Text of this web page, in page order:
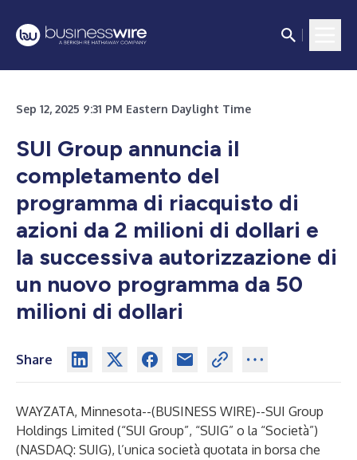
Sep 12, 2025 9:31 PM Eastern Daylight Time
SUI Group annuncia il
completamento del
programma di riacquisto di
azioni da 2 milioni di dollari e
la successiva autorizzazione di
un nuovo programma da 50
milioni di dollari
Share
WAYZATA, Minnesota--(BUSINESS WIRE)--SUI Group
Holdings Limited (“SUI Group”, “SUIG” o la “Società”)
(NASDAQ: SUIG), l’unica società quotata in borsa che